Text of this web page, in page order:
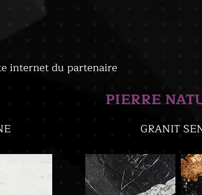
internet du partenaire
PIERRE
GRANIT